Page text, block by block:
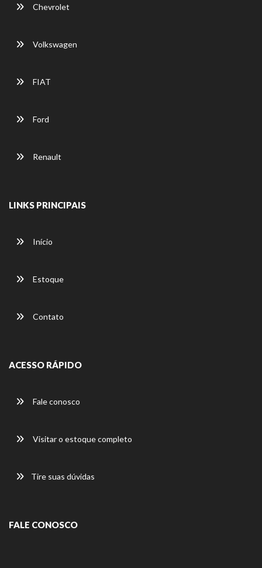
Chevrolet
Volkswagen
FIAT
Ford
Renault
LINKS PRINCIPAIS
Início
Estoque
Contato
ACESSO RÁPIDO
Fale conosco
Visitar o estoque completo
Tire suas dúvidas
FALE CONOSCO